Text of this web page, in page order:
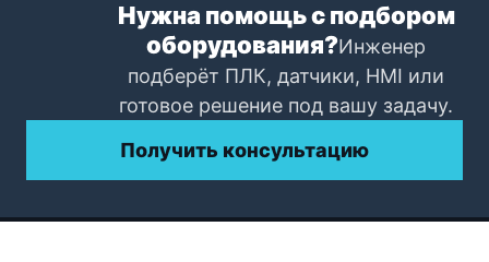
Нужна помощь с подбором
оборудования?Инженер
подберёт ПЛК, датчики, HMI или
готовое решение под вашу задачу.
Получить консультацию